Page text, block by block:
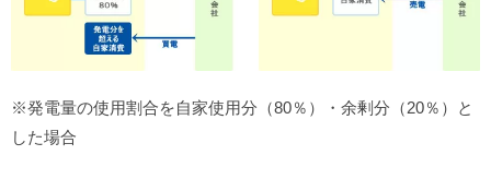
※発電量の使用割合を自家使用分（80％）・余剰分（20％）と
した場合